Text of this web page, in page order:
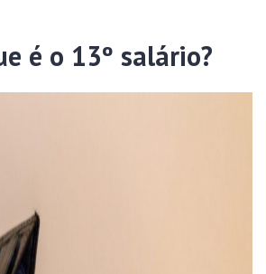
é o 13º salário?